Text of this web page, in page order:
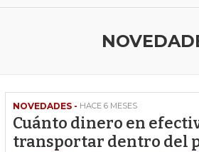
NOVEDADES - HACE 6 MESES
Cuánto dinero en
transportar dentro del